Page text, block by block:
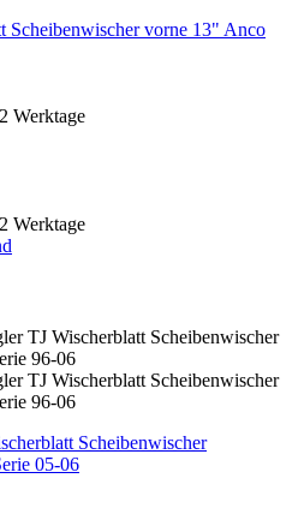
Scheibenwischer vorne 13" Anco
Werktage
Werktage